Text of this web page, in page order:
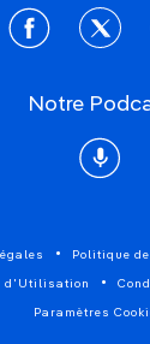
facebooktwitter
Notre
Podcast
Politique
d'Utilisation
Paramètres